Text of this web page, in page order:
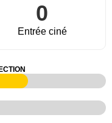
0
Entrée ciné